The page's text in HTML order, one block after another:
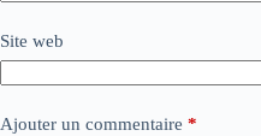
Site web
Ajouter un commentaire *